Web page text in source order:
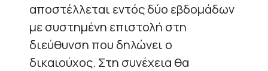
αποστέλλεται εντός δύο εβδομάδων
με συστημένη επιστολή στη
διεύθυνση που δηλώνει ο
δικαιούχος. Στη συνέχεια θα